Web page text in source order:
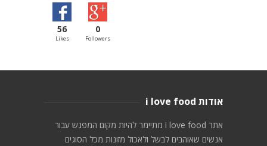
56
Likes
0
Followers
אודות i love food
אתר i love food מתיימר להיות מקום המפגש עבור
אנשים שאוהבים לבשל ולאכול מזונות מכל הסוגים